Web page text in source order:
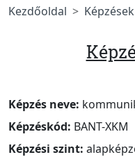
Kezdőoldal Képzések
Képzés neve:
Képzéskód: BANT-XKM
Képzési szint: